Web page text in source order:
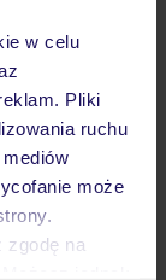
w celu
Pliki
ruchu
może
zgodę na